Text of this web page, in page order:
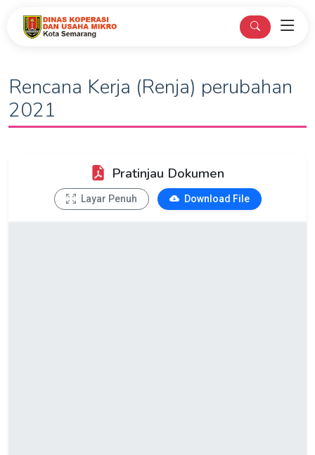
Rencana Kerja (Renja) perubahan
2021
Pratinjau Dokumen
Layar Penuh Download File